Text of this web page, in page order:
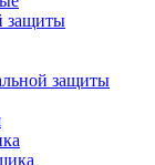
защиты
защиты